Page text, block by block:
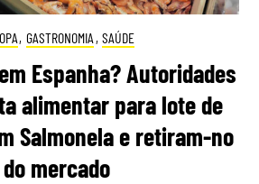
, GASTRONOMIA , SAÚDE
Espanha? Autoridades
alimentar para lote de
Salmonela e retiram-no
do mercado